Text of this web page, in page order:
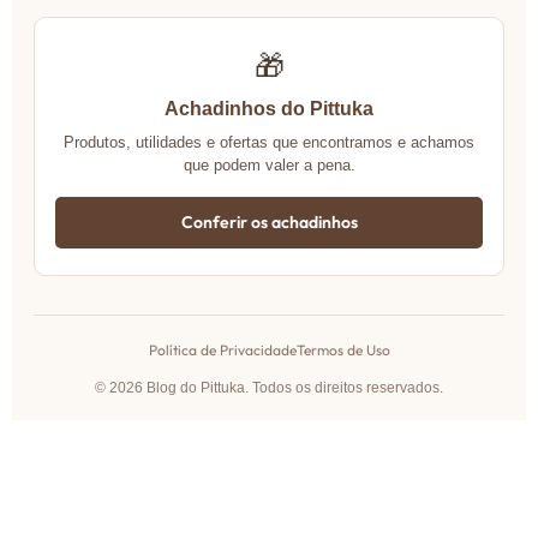
🎁
Achadinhos do Pittuka
Produtos, utilidades e ofertas que encontramos e achamos
que podem valer a pena.
Conferir os achadinhos
Política de PrivacidadeTermos de Uso
© 2026 Blog do Pittuka. Todos os direitos reservados.